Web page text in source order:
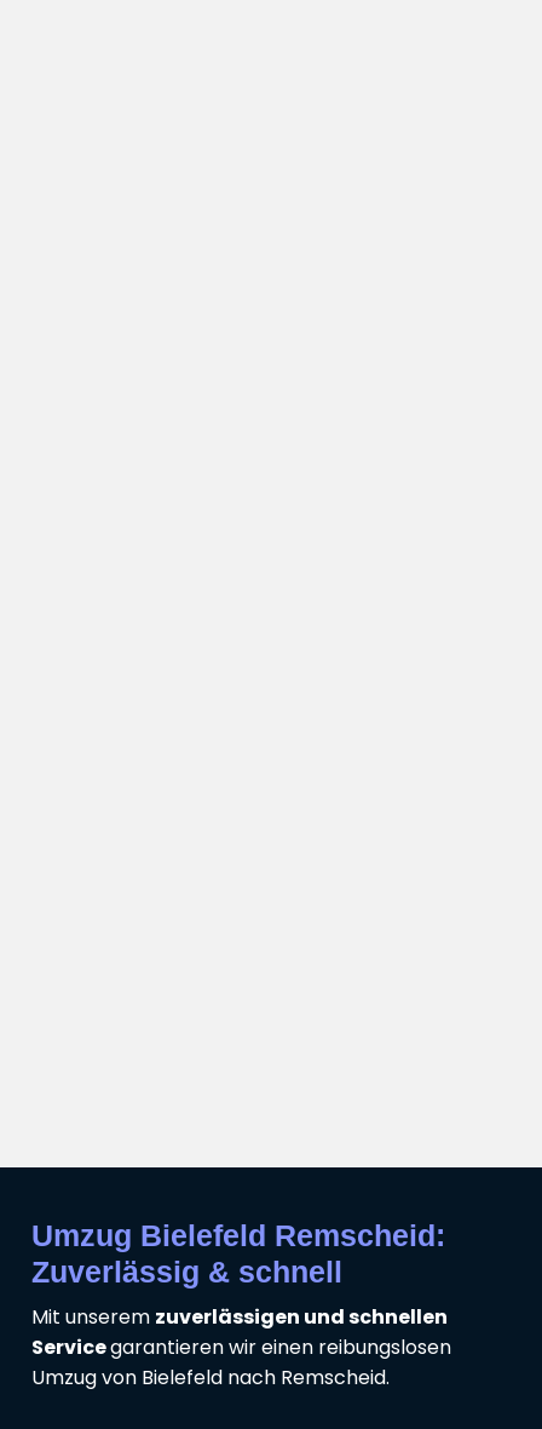
Umzug Bielefeld Remscheid:
Zuverlässig & schnell
Mit unserem zuverlässigen und schnellen
Servicegarantieren wir einen reibungslosen
Umzug von Bielefeld nach Remscheid.